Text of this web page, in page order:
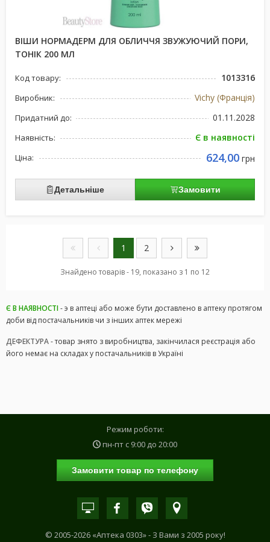
ВІШИ НОРМАДЕРМ ДЛЯ ОБЛИЧЧЯ ЗВУЖУЮЧИЙ ПОРИ,
ТОНІК 200 МЛ
Код товару: 1013316
Виробник: Vichy (Франція)
Придатний до: 01.11.2028
Наявність: Є в наявності
Ціна: 624,00 грн
Детальніше Замовити
1 2
Знайдено товарів - 19, показано з 1 по 12
Є В НАЯВНОСТІ- э в аптеці або може бути доставлено в аптеку протягом
доби від постачальників чи з інших аптек мережі
ДЕФЕКТУРА- товар знято з виробництва, закінчилася реєстрація або
його немає на складах у постачальників в Україні
Режим роботи:
пн-пт с 9:00 до 20:00
Замовити товар по телефону
© 2005-2026 «Аптека 0303» - З Вами з 2005 року!